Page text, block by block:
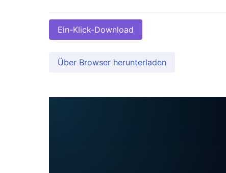
Ein-Klick-Download
Über Browser herunterladen